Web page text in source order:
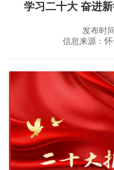
学习二十大 奋进新
发布时
信息来源：